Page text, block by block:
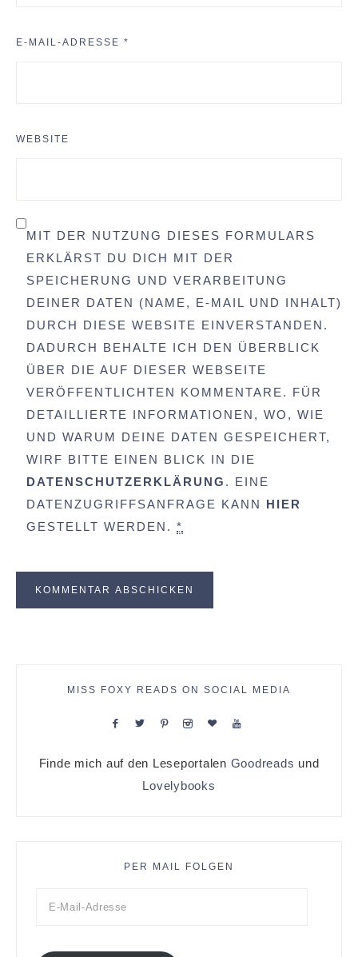
E-MAIL-ADRESSE *
WEBSITE
MIT DER NUTZUNG DIESES FORMULARS
ERKLÄRST DU DICH MIT DER
SPEICHERUNG UND VERARBEITUNG
DEINER DATEN (NAME, E-MAIL UND INHALT)
DURCH DIESE WEBSITE EINVERSTANDEN.
DADURCH BEHALTE ICH DEN ÜBERBLICK
ÜBER DIE AUF DIESER WEBSEITE
VERÖFFENTLICHTEN KOMMENTARE. FÜR
DETAILLIERTE INFORMATIONEN, WO, WIE
UND WARUM DEINE DATEN GESPEICHERT,
WIRF BITTE EINEN BLICK IN DIE
DATENSCHUTZERKLÄRUNG . EINE
DATENZUGRIFFSANFRAGE KANN HIER
GESTELLT WERDEN. *
MISS FOXY READS ON SOCIAL MEDIA
Finde mich auf den Leseportalen Goodreads und
Lovelybooks
PER MAIL FOLGEN